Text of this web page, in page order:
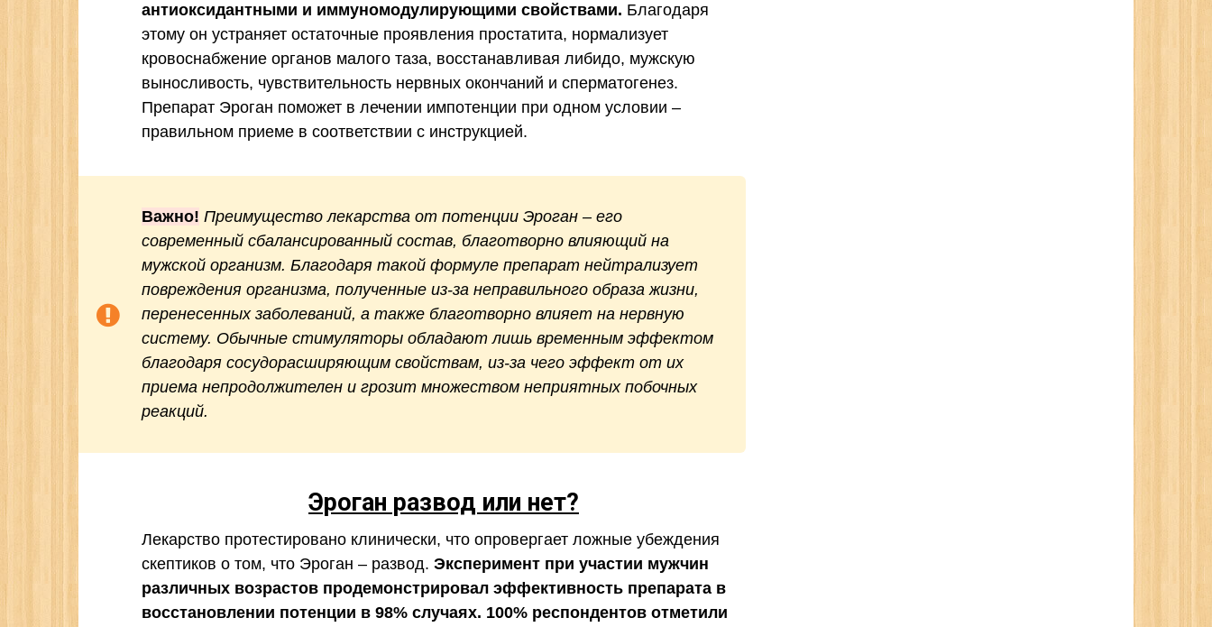
антиоксидантными и иммуномодулирующими свойствами. Благодаря
этому он устраняет остаточные проявления простатита, нормализует
кровоснабжение органов малого таза, восстанавливая либидо, мужскую
выносливость, чувствительность нервных окончаний и сперматогенез.
Препарат Эроган поможет в лечении импотенции при одном условии –
правильном приеме в соответствии с инструкцией.
Важно! Преимущество лекарства от потенции Эроган – его
современный сбалансированный состав, благотворно влияющий на
мужской организм. Благодаря такой формуле препарат нейтрализует
повреждения организма, полученные из-за неправильного образа жизни,
перенесенных заболеваний, а также благотворно влияет на нервную
систему. Обычные стимуляторы обладают лишь временным эффектом
благодаря сосудорасширяющим свойствам, из-за чего эффект от их
приема непродолжителен и грозит множеством неприятных побочных
реакций.
Эроган развод или нет?
Лекарство протестировано клинически, что опровергает ложные убеждения
скептиков о том, что Эроган – развод. Эксперимент при участии мужчин
различных возрастов продемонстрировал эффективность препарата в
восстановлении потенции в 98% случаях. 100% респондентов отметили